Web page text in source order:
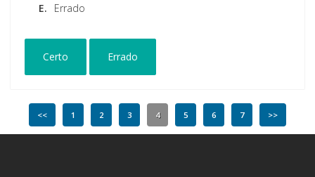
E. Errado
Certo Errado
<< 1 2 3 4 5 6 7 >>